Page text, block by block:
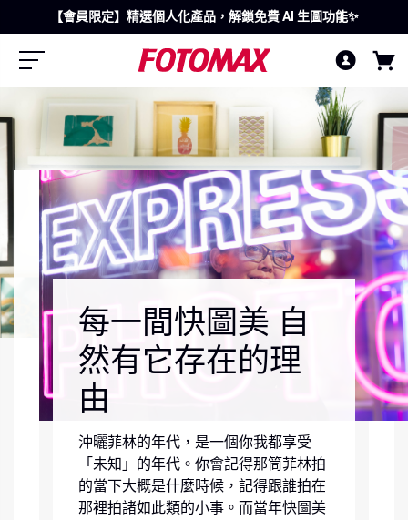
仲夏狂熱回贈：先登入！買滿 $120 送 $15｜滿 $250 送 $40！
【會員限定】精選個人化產品，解鎖免費 AI 生圖功能✨
【迎新禮遇】立即註冊會員，領取HK$20 迎新禮券，再享個人化產
品 9 折!
每一間快圖美 自
然有它存在的理
由
沖曬菲林的年代，是一個你我都享受
「未知」的年代。你會記得那筒菲林拍
的當下大概是什麼時候，記得跟誰拍在
那裡拍諸如此類的小事。而當年快圖美